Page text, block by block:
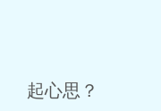
起心思？